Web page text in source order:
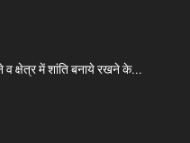
व क्षेत्र में शांति बनाये रखने के...